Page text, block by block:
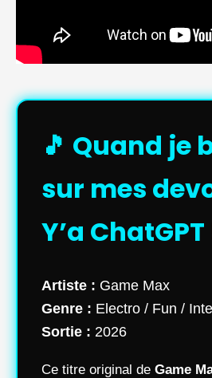
🎵 Quand je
sur mes
Y’a ChatGPT
Artiste : Game Max
Genre : Electro / Fun /
Sortie : 2026
Ce titre original de Game